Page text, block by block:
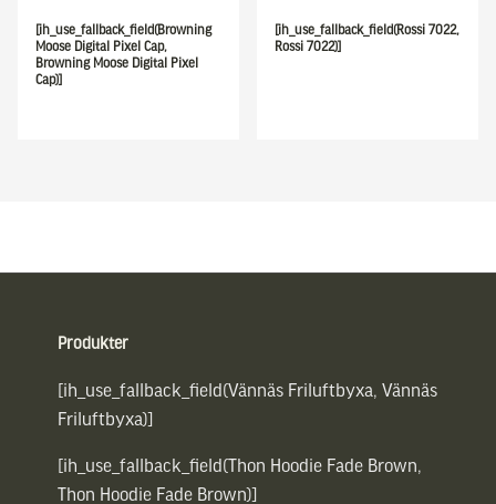
[ih_use_fallback_field(Browning
Moose Digital Pixel Cap,
Browning Moose Digital Pixel
Cap)]
[ih_use_fallback_field(Rossi 7022,
Rossi 7022)]
Produkter
[ih_use_fallback_field(Vännäs Friluftbyxa, Vännäs
Friluftbyxa)]
[ih_use_fallback_field(Thon Hoodie Fade Brown,
Thon Hoodie Fade Brown)]